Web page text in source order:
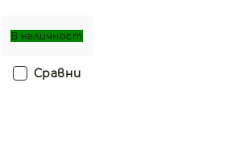
В наличност
Сравни